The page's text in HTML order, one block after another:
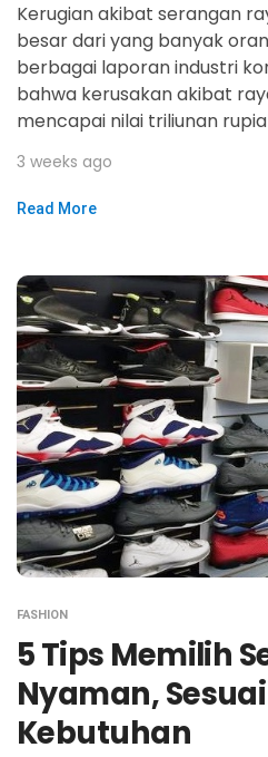
Kerugian akibat serangan
besar dari yang banyak
berbagai laporan industri
bahwa kerusakan akibat
mencapai nilai triliunan
3 weeks ago
Read More
FASHION
5 Tips Memilih
Nyaman,
Kebutuhan